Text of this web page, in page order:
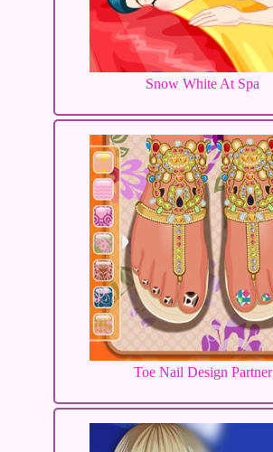
Snow White At Spa
Toe Nail Design Partner